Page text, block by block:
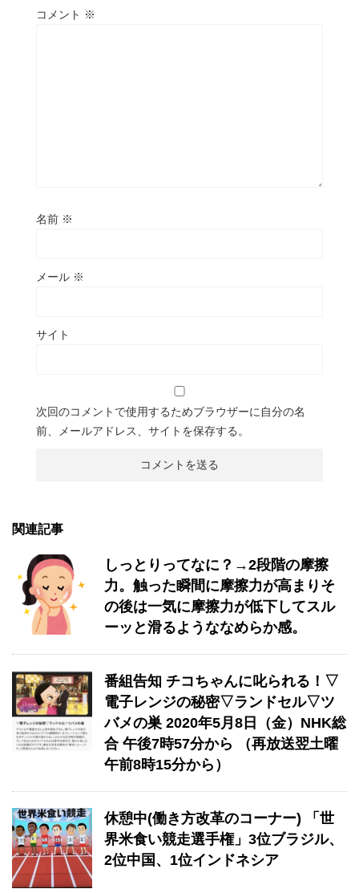
コメント ※
名前 ※
メール ※
サイト
次回のコメントで使用するためブラウザーに自分の名
前、メールアドレス、サイトを保存する。
関連記事
しっとりってなに？→2段階の摩擦
力。触った瞬間に摩擦力が高まりそ
の後は一気に摩擦力が低下してスル
ーッと滑るようななめらか感。
番組告知 チコちゃんに叱られる！▽
電子レンジの秘密▽ランドセル▽ツ
バメの巣 2020年5月8日（金）NHK総
合 午後7時57分から （再放送翌土曜
午前8時15分から）
休憩中(働き方改革のコーナー) 「世
界米食い競走選手権」3位ブラジル、
2位中国、1位インドネシア